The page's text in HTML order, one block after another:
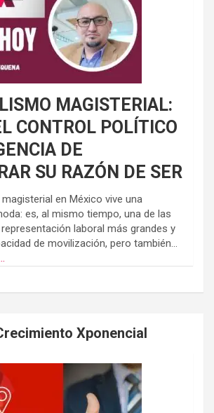
MAGISTERIAL:
CONTROL POLÍTICO
DE
SU RAZÓN DE SER
en México vive una
es, al mismo tiempo, una de las
laboral más grandes y
de movilización, pero también...
Xponencial